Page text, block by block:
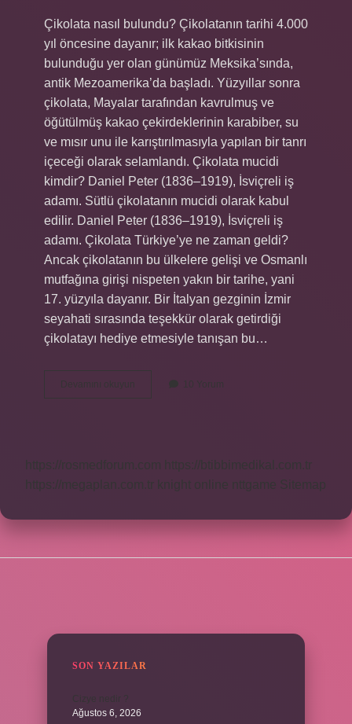
Çikolata nasıl bulundu? Çikolatanın tarihi 4.000
yıl öncesine dayanır; ilk kakao bitkisinin
bulunduğu yer olan günümüz Meksika’sında,
antik Mezoamerika’da başladı. Yüzyıllar sonra
çikolata, Mayalar tarafından kavrulmuş ve
öğütülmüş kakao çekirdeklerinin karabiber, su
ve mısır unu ile karıştırılmasıyla yapılan bir tanrı
içeceği olarak selamlandı. Çikolata mucidi
kimdir? Daniel Peter (1836–1919), İsviçreli iş
adamı. Sütlü çikolatanın mucidi olarak kabul
edilir. Daniel Peter (1836–1919), İsviçreli iş
adamı. Çikolata Türkiye’ye ne zaman geldi?
Ancak çikolatanın bu ülkelere gelişi ve Osmanlı
mutfağına girişi nispeten yakın bir tarihe, yani
17. yüzyıla dayanır. Bir İtalyan gezginin İzmir
seyahati sırasında teşekkür olarak getirdiği
çikolatayı hediye etmesiyle tanışan bu…
Devamını okuyun
Çikolatayı
Kim
10 Yorum
https://rosmedforum.com
https://btibbimedikal.com.tr
https://megaplan.com.tr knight online nttgame Sitemap
SON YAZILAR
Ağustos 6, 2026